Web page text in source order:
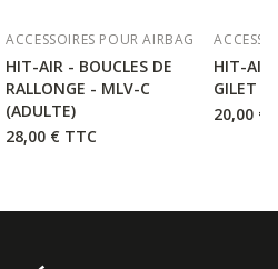
ACCESSOIRES POUR AIRBAG
HIT-AIR - BOUCLES DE
RALLONGE - MLV-C
(ADULTE)
28,00 € TTC
HIT-AIR
GILET
20,00 €